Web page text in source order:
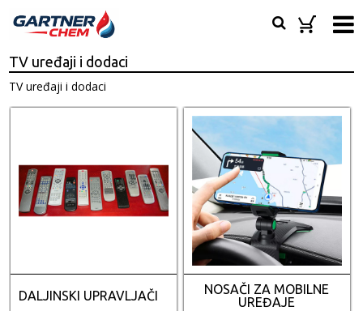
TV uređaji i dodaci
TV uređaji i dodaci
DALJINSKI UPRAVLJAČI
NOSAČI ZA MOBILNE
UREĐAJE